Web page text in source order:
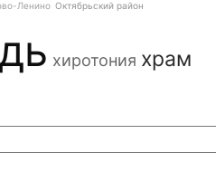
Ленино Октябрьский район
хиротония храм